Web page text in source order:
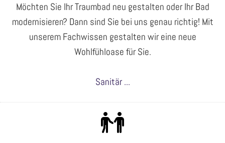
Möchten Sie Ihr Traumbad neu gestalten oder Ihr Bad
modernisieren? Dann sind Sie bei uns genau richtig! Mit
unserem Fachwissen gestalten wir eine neue
Wohlfühloase für Sie.
Sanitär ...